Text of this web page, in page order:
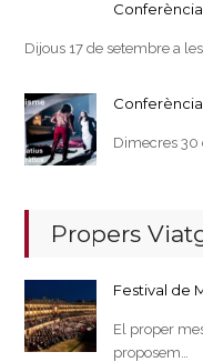
Conferència
Dijous 17 de setembre a
Dimecres 30
Propers
Festival de
El proper
proposem…